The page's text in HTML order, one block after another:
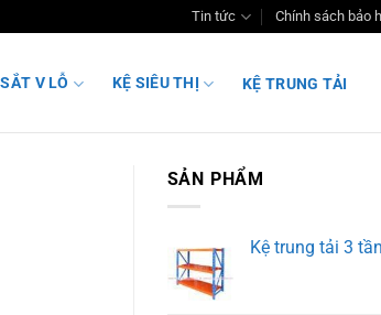
Tin tức Chính sách bảo
V LỖ KỆ SIÊU THỊ KỆ TRUNG TẢI
SẢN PHẨM
Kệ trung tải 3